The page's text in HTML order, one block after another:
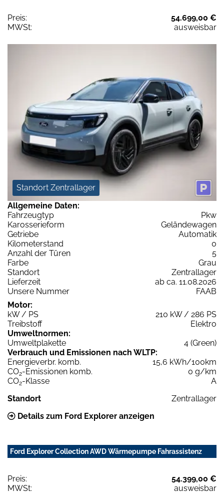
Preis:
54.699,00 €
MWSt:
ausweisbar
Standort Zentrallager
Allgemeine Daten:
Fahrzeugtyp
Pkw
Karosserieform
Geländewagen
Getriebe
Automatik
Kilometerstand
0
Anzahl der Türen
5
Farbe
Grau
Standort
Zentrallager
Lieferzeit
ab ca. 11.08.2026
Unsere Nummer
FAAB
Motor:
kW / PS
210 kW / 286 PS
Treibstoff
Elektro
Umweltnormen:
Umweltplakette
4 (Green)
Verbrauch und Emissionen nach WLTP:
Energieverbr. komb.
15,6 kWh/100km
CO2-Emissionen komb.
0 g/km
CO2-Klasse
A
Standort
Zentrallager
Details zum Ford Explorer anzeigen
Ford Explorer Collection AWD Wärmepumpe Fahrassistenz
Preis:
54.399,00 €
MWSt:
ausweisbar